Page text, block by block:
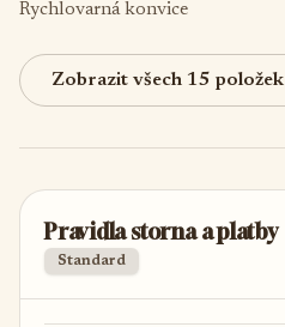
Rychlovarná konvice
Zobrazit všech 15 položek
Pravidla storna a platby
Standard